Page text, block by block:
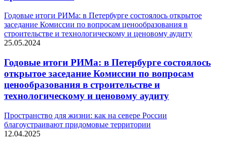
Годовые итоги РИМа: в Петербурге состоялось открытое
заседание Комиссии по вопросам ценообразования в
строительстве и технологическому и ценовому аудиту
25.05.2024
Годовые итоги РИМа: в Петербурге состоялось
открытое заседание Комиссии по вопросам
ценообразования в строительстве и
технологическому и ценовому аудиту
Пространство для жизни: как на севере России
благоустраивают придомовые территории
12.04.2025